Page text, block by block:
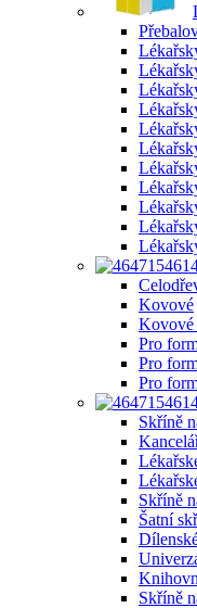
Kovové
Kovové
Pro
Pro
Pro
Skříně
Skříně
Šatní
Skříně